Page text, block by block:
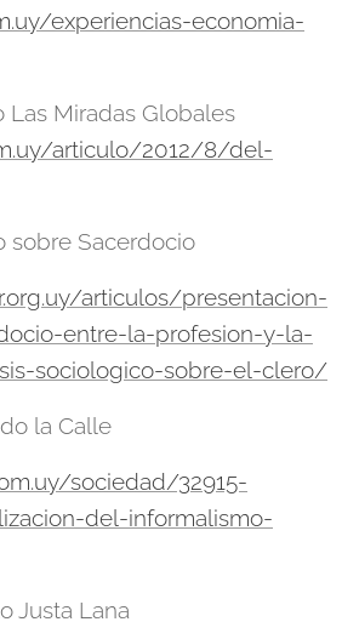
experiencias-economia-
Las Miradas Globales
articulo/2012/8/del-
sobre Sacerdocio
articulos/presentacion-
entre-la-profesion-y-la-
sociologico-sobre-el-clero/
la Calle
sociedad/32915-
del-informalismo-
Justa Lana